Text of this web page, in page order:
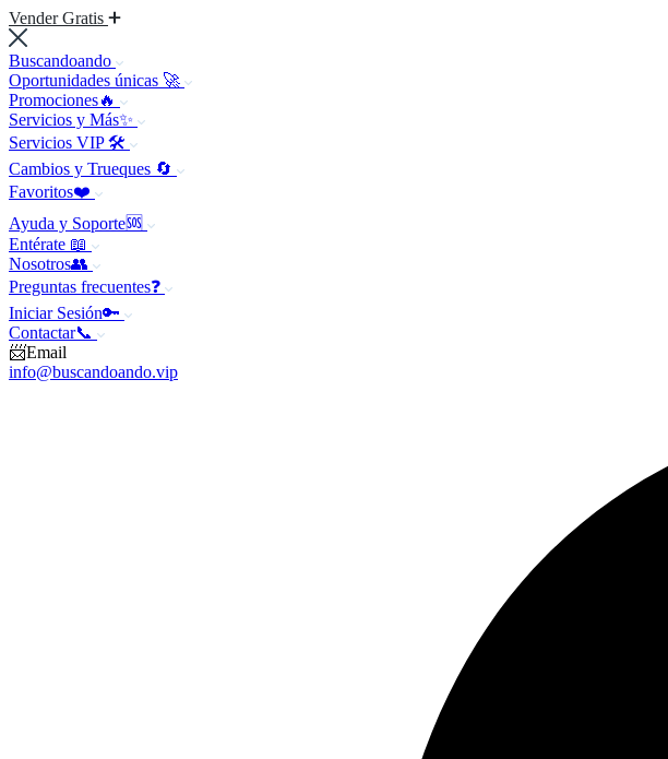
Vender Gratis
Buscandoando
Oportunidades únicas 🚀
Promociones🔥
Servicios y Más✨
Servicios VIP 🛠️
Cambios y Trueques 🔄
Favoritos❤️
Ayuda y Soporte🆘
Entérate 📖
Nosotros👥
Preguntas frecuentes❓
Iniciar Sesión🔑
Contactar📞
📨Email
info@buscandoando.vip